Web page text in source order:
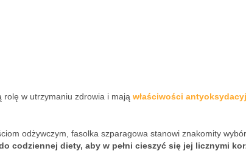
rolę w utrzymaniu zdrowia i mają właściwości
odżywczym, fasolka szparagowa stanowi znakomity
codziennej diety, aby w pełni cieszyć się jej licznymi